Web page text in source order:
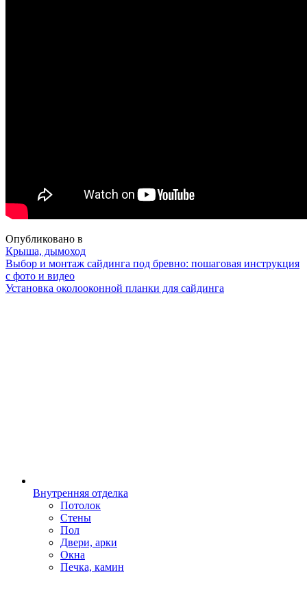
Опубликовано в
Крыша, дымоход
Навигация
Выбор и монтаж сайдинга под бревно: пошаговая инструкция
с фото и видео
Установка околооконной планки для сайдинга
Внутренняя отделка
Потолок
Стены
Пол
Двери, арки
Окна
Печка, камин